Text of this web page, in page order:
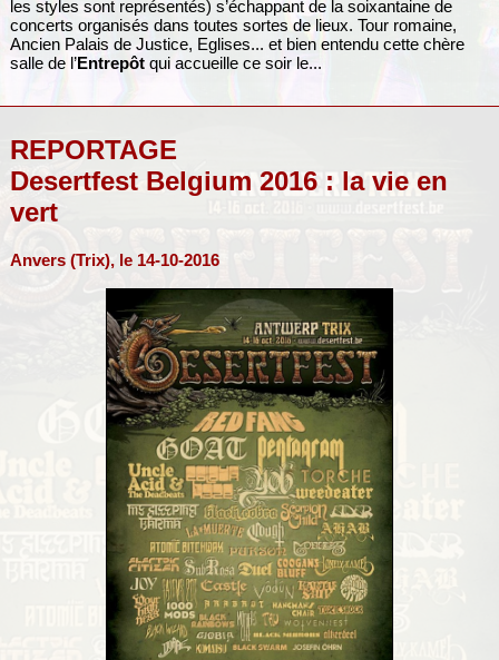
les styles sont représentés) s’échappant de la soixantaine de
concerts organisés dans toutes sortes de lieux. Tour romaine,
Ancien Palais de Justice, Eglises... et bien entendu cette chère
salle de l’Entrepôtqui accueille ce soir le...
REPORTAGE
Desertfest Belgium 2016 : la vie en
vert
Anvers (Trix), le 14-10-2016